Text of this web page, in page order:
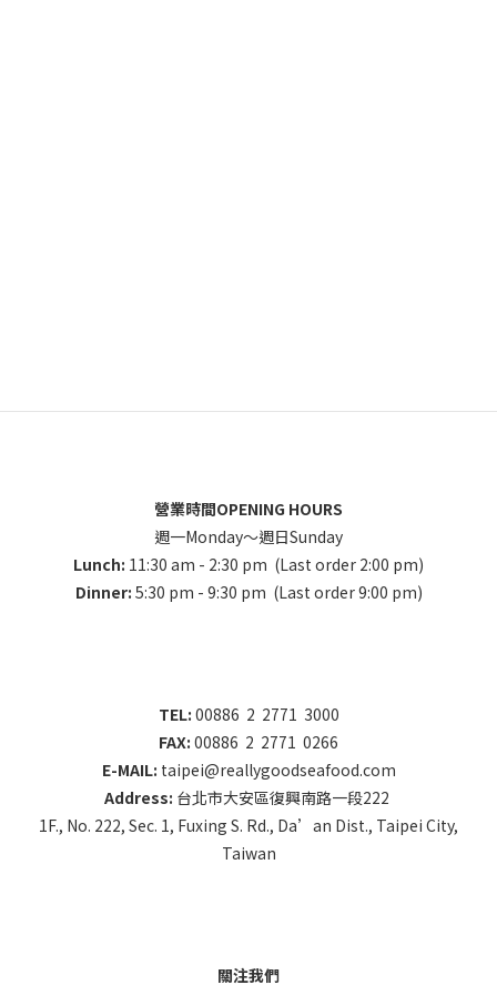
營業時間OPENING HOURS
週一Monday～週日Sunday
Lunch: 11:30 am - 2:30 pm (Last order 2:00 pm)
Dinner: 5:30 pm - 9:30 pm (Last order 9:00 pm)
TEL: 00886 2 2771 3000
FAX: 00886 2 2771 0266
E-MAIL: taipei@reallygoodseafood.com
Address: 台北市大安區復興南路一段222
1F., No. 222, Sec. 1, Fuxing S. Rd., Da’an Dist., Taipei City,
Taiwan
關注我們